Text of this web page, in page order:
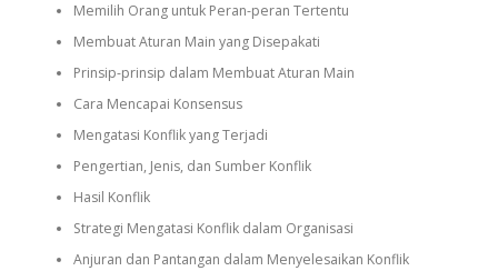
Memilih Orang untuk Peran-peran Tertentu
Membuat Aturan Main yang Disepakati
Prinsip-prinsip dalam Membuat Aturan Main
Cara Mencapai Konsensus
Mengatasi Konflik yang Terjadi
Pengertian, Jenis, dan Sumber Konflik
Hasil Konflik
Strategi Mengatasi Konflik dalam Organisasi
Anjuran dan Pantangan dalam Menyelesaikan Konflik